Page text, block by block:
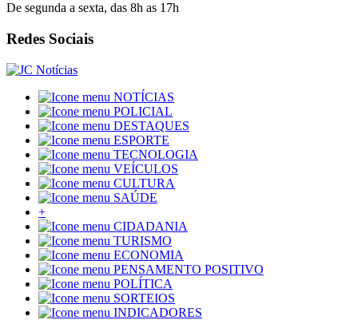
De segunda a sexta, das 8h as 17h
Redes Sociais
NOTÍCIAS
POLICIAL
DESTAQUES
ESPORTE
TECNOLOGIA
VEÍCULOS
CULTURA
SAÚDE
+
CIDADANIA
TURISMO
ECONOMIA
PENSAMENTO POSITIVO
POLÍTICA
SORTEIOS
INDICADORES